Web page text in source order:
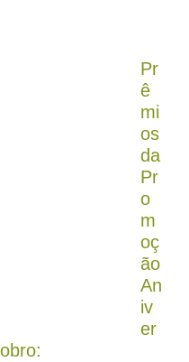
Pr
ê
mi
os
da
Pr
o
m
oç
ão
An
iv
er